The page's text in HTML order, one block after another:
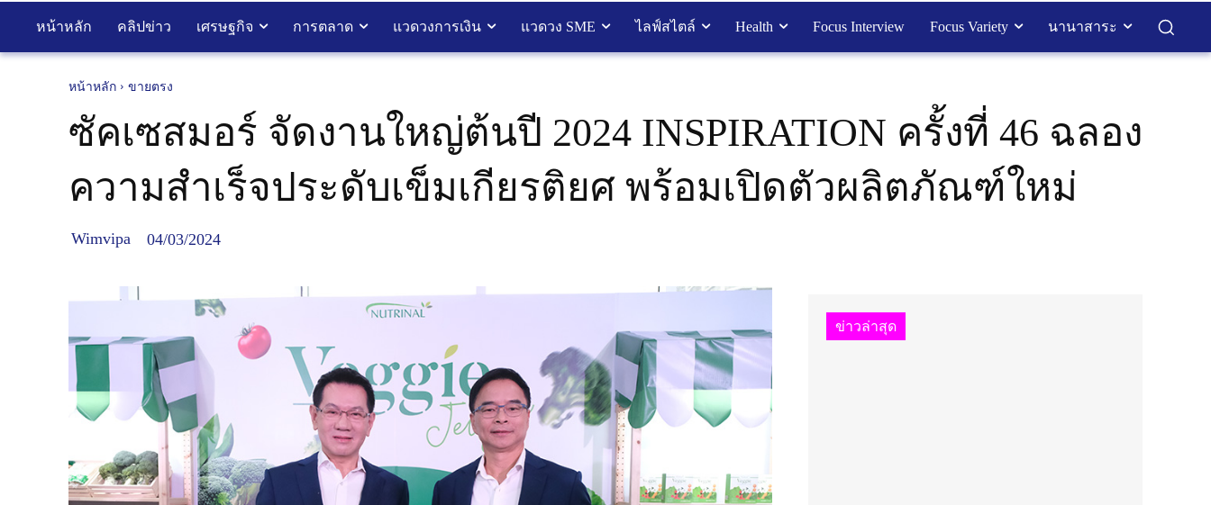
หน้าหลัก คลิปข่าว เศรษฐกิจ การตลาด แวดวงการเงิน แวดวง SME ไลฟ์สไตล์ Health Focus Interview Focus Variety นานาสาระ
หน้าหลัก ขายตรง
ซัคเซสมอร์ จัดงานใหญ่ต้นปี 2024 INSPIRATION ครั้งที่ 46 ฉลอง
ความสำเร็จประดับเข็มเกียรติยศ พร้อมเปิดตัวผลิตภัณฑ์ใหม่
Wimvipa 04/03/2024
ข่าวล่าสุด